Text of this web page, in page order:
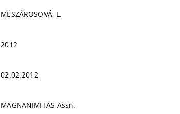
MÉSZÁROSOVÁ, L.
2012
02.02.2012
MAGNANIMITAS Assn.